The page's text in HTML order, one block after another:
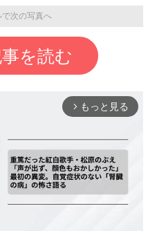
次の写真へ
を読む
arrow_forward_ios もっと見る